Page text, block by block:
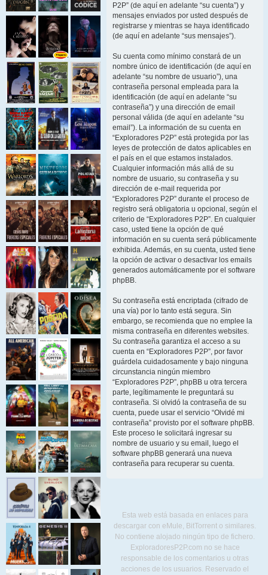
P2P” (de aquí en adelante “su cuenta”) y
mensajes enviados por usted después de
registrarse y mientras se haya identificado
(de aquí en adelante “sus mensajes”).
Su cuenta como mínimo constará de un
nombre único de identificación (de aquí en
adelante “su nombre de usuario”), una
contraseña personal empleada para la
identificación (de aquí en adelante “su
contraseña”) y una dirección de email
personal válida (de aquí en adelante “su
email”). La información de su cuenta en
“Exploradores P2P” está protegida por las
leyes de protección de datos aplicables en
el país en el que estamos instalados.
Cualquier información más allá de su
nombre de usuario, su contraseña y su
dirección de e-mail requerida por
“Exploradores P2P” durante el proceso de
registro será obligatoria u opcional, según el
criterio de “Exploradores P2P”. En cualquier
caso, usted tiene la opción de qué
información en su cuenta será públicamente
exhibida. Además, en su cuenta, usted tiene
la opción de activar o desactivar los emails
generados automáticamente por el software
phpBB.
Su contraseña está encriptada (cifrado de
una vía) por lo tanto está segura. Sin
embargo, se recomienda que no emplee la
misma contraseña en diferentes websites.
Su contraseña garantiza el acceso a su
cuenta en “Exploradores P2P”, por favor
guárdela cuidadosamente y bajo ninguna
circunstancia ningún miembro
“Exploradores P2P”, phpBB u otra tercera
parte, legítimamente le preguntará su
contraseña. Si olvidó la contraseña de su
cuenta, puede usar el servicio “Olvidé mi
contraseña” provisto por el software phpBB.
Este proceso le solicitará ingresar su
nombre de usuario y su email, luego el
software phpBB generará una nueva
contraseña para recuperar su cuenta.
Esta web está basada en enlaces para
descargar con eMule, BitTorrent o similares.
No contiene alojado ningún tipo de fichero.
ExploradoresP2P.com no se hace
responsable de los comentarios u otras
acciones de los usuarios. Reservado el